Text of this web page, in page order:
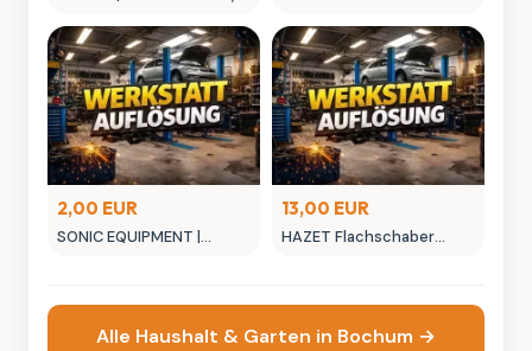
2,00 EUR
SONIC EQUIPMENT |
13,00 EUR
HAZET Flachschaber
Alle Haushalt & Garten in Bochum →